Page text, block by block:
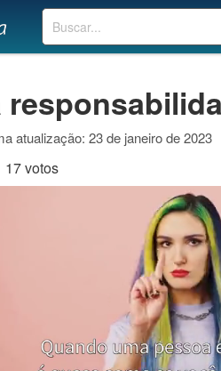
Buscar
atualização: 23 de janeiro de 2023
17 votos